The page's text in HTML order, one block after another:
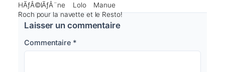
HÃƒÂ©lÃƒÂ¨ne Lolo
Manue
Roch pour la navette et le Resto!
Laisser un commentaire
Commentaire *